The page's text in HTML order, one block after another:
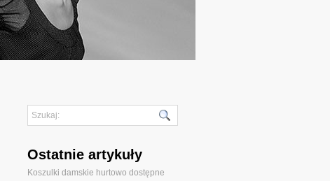
Ostatnie artykuły
Koszulki damskie hurtowo dostępne